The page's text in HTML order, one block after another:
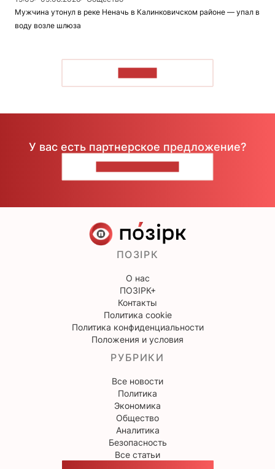
Мужчина утонул в реке Неначь в Калинковичском районе — упал в
воду возле шлюза
У вас есть партнерское предложение?
ПОЗІРК
О нас
ПОЗІРК+
Контакты
Политика cookie
Политика конфиденциальности
Положения и условия
РУБРИКИ
Все новости
Политика
Экономика
Общество
Аналитика
Безопасность
Все статьи